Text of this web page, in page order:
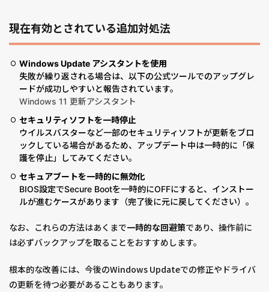
現在有効とされている追加対処法
Windows Update アシスタントを使用
失敗が繰り返される場合は、以下の公式ツールでのアップグレ
ードが成功しやすいと報告されています。
Windows 11 更新アシスタント
セキュリティソフトを一時停止
ウイルスバスターなど一部のセキュリティソフトが更新をブロ
ックしている場合があるため、アップデート中は一時的に「保
護を停止」してみてください。
セキュアブートを一時的に無効化
BIOS設定でSecure Bootを一時的にOFFにすると、インストー
ルが進むケースがあります（完了後に元に戻してください）。
なお、これらの方法はあくまで一時的な回避策であり、操作前に
は必ずバックアップを取ることをおすすめします。
根本的な改善には、今後のWindows Updateでの修正やドライバ
の更新を待つ必要があることもあります。